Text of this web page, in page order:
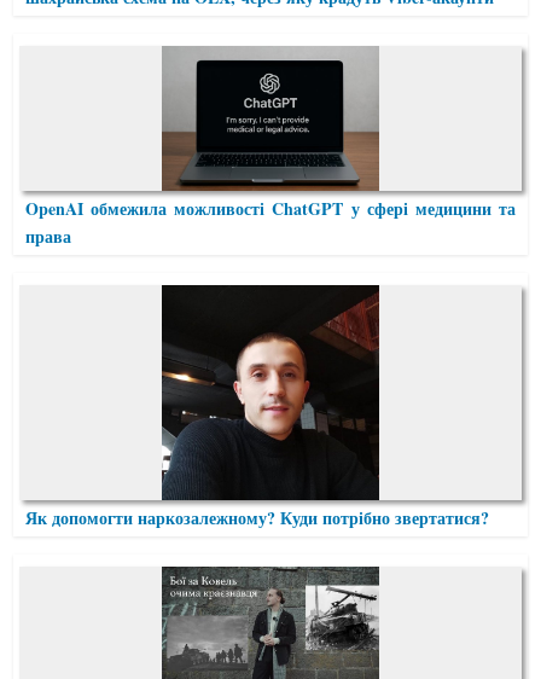
OpenAI обмежила можливості ChatGPT у сфері медицини та
права
Як допомогти наркозалежному? Куди потрібно звертатися?